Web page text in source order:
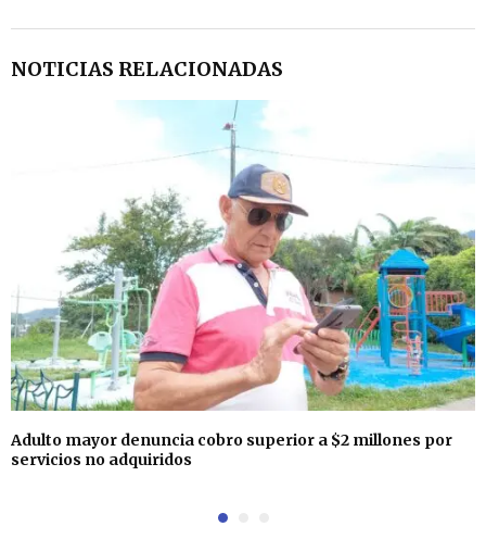
NOTICIAS RELACIONADAS
Adulto mayor denuncia cobro superior a $2 millones por
servicios no adquiridos